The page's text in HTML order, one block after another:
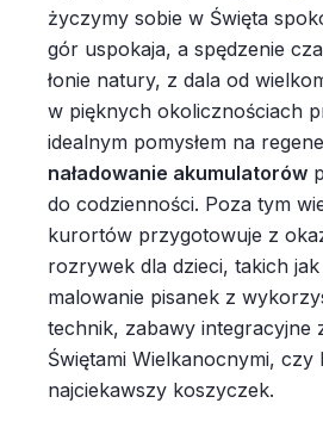
życzymy sobie w Święta
gór uspokaja, a spędzenie
łonie natury, z dala od
w pięknych okolicznościach
idealnym pomysłem na
naładowanie akumulatorów
do codzienności. Poza tym
kurortów przygotowuje z
rozrywek dla dzieci, takich
malowanie pisanek z
technik, zabawy integracyjne
Świętami Wielkanocnymi,
najciekawszy koszyczek.